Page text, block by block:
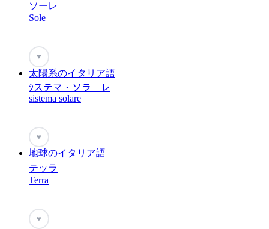
ソーレ
Sole
♥
太陽系のイタリア語
ｼステマ・ソラーレ
sistema solare
♥
地球のイタリア語
テッラ
Terra
♥